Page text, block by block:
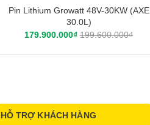
Pin Lithium Growatt 48V-30KW (AXE
30.0L)
179.900.000₫199.600.000₫
HỖ TRỢ KHÁCH HÀNG